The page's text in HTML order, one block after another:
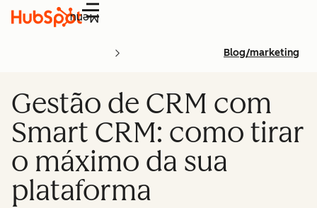
Menu
Blog/marketing
Gestão de CRM com
Smart CRM: como tirar
o máximo da sua
plataforma